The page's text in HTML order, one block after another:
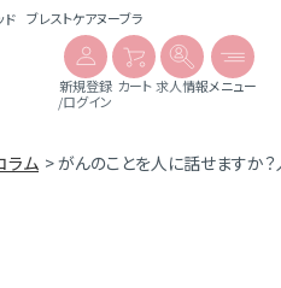
ド ブレストケアヌーブラ
新規登録
/ログイン
カート 求人情報メニュー
ラム がんのことを人に話せますか